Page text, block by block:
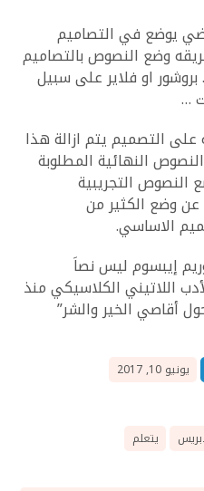
يوضع في التصاميم
وضع النصوص بالتصاميم
او فلاير على سبيل
…
على التصميم يتم ازالة هذا
النهائية المطلوبة
التجريبية
وضع الكثير من
الاساسي.
إيبسوم ليس نصاَ
اللاتيني الكلاسيكي منذ
أقاصي الخير والشر”
يونيو 10, 2017
يتعلم